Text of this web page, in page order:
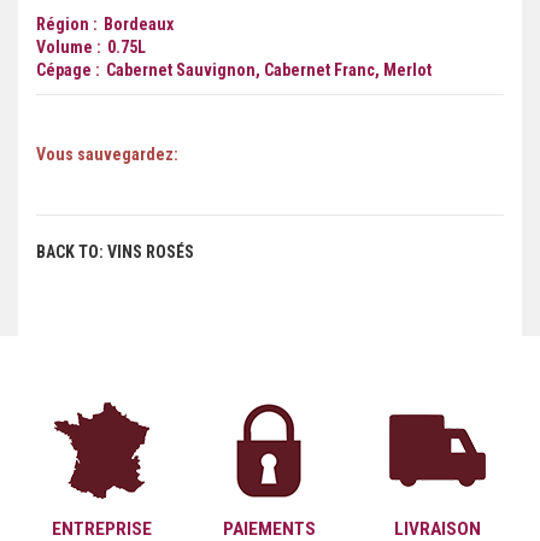
Région
Bordeaux
Volume
0.75L
Cépage
Cabernet Sauvignon, Cabernet Franc, Merlot
Vous sauvegardez:
BACK TO: VINS ROSÉS
ENTREPRISE
PAIEMENTS
LIVRAISON